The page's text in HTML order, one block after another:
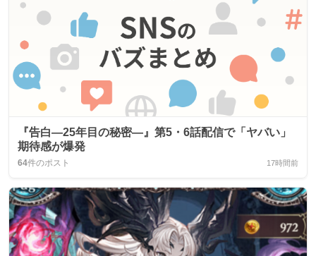
『告白―25年目の秘密―』第5・6話配信で「ヤバい」
期待感が爆発
64件のポスト 17時間前